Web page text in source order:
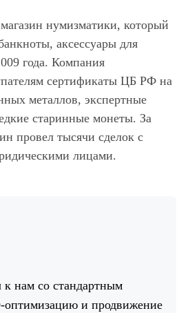
нумизматики, который
аксессуары для
года. Компания
сертификаты ЦБ РФ на
металлов, экспертные
старинные монеты. За
провел тысячи сделок с
лицами.
к нам со стандартным
оптимизацию и продвижение